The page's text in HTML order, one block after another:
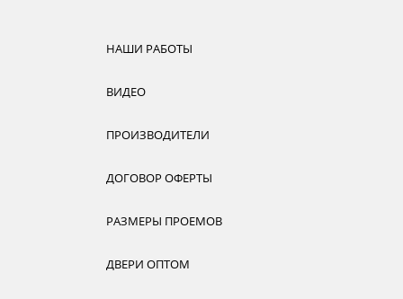
НАШИ РАБОТЫ
ВИДЕО
ПРОИЗВОДИТЕЛИ
ДОГОВОР ОФЕРТЫ
РАЗМЕРЫ ПРОЕМОВ
ДВЕРИ ОПТОМ